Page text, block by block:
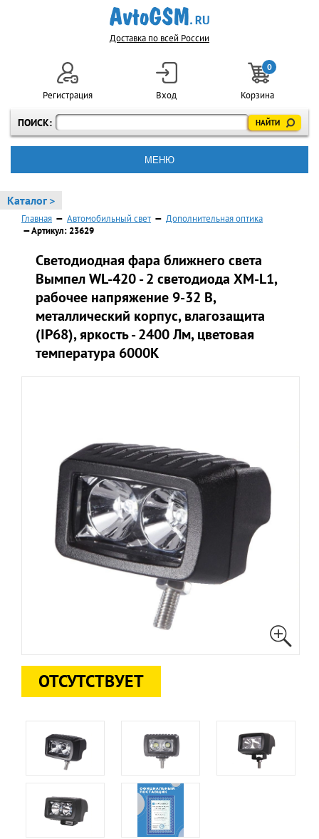
Доставка по всей России
ПОИСК:
Регистрация Вход
0
Корзина
МЕНЮ
Каталог >
Главная — Автомобильный свет — Дополнительная оптика
— Артикул: 23629
Светодиодная фара ближнего света
Вымпел WL-420 - 2 светодиода XM-L1,
рабочее напряжение 9-32 В,
металлический корпус, влагозащита
(IP68), яркость - 2400 Лм, цветовая
температура 6000K
ОТСУТСТВУЕТ